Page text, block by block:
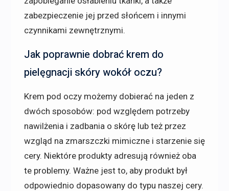
zabezpieczenie jej przed słońcem i innymi
czynnikami zewnętrznymi.
Jak poprawnie dobrać krem do
pielęgnacji skóry wokół oczu?
Krem pod oczy możemy dobierać na jeden z
dwóch sposobów: pod względem potrzeby
nawilżenia i zadbania o skórę lub też przez
wzgląd na zmarszczki mimiczne i starzenie się
cery. Niektóre produkty adresują również oba
te problemy. Ważne jest to, aby produkt był
odpowiednio dopasowany do typu naszej cery.